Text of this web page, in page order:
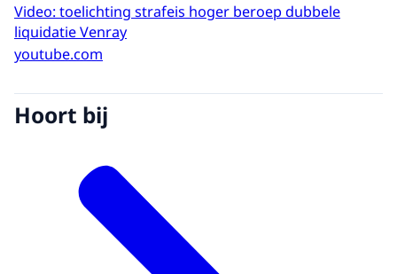
Video: toelichting strafeis hoger beroep dubbele
liquidatie Venray
youtube.com
Hoort bij